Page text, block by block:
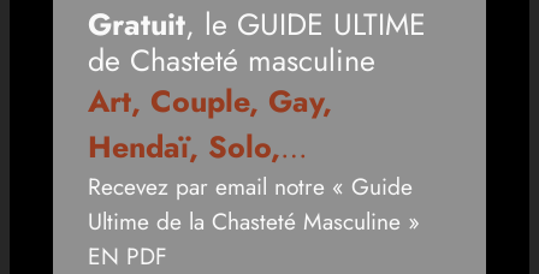
Gratuit, le GUIDE ULTIME
de Chasteté masculine
Art, Couple, Gay,
Hendaï, Solo,…
Recevez par email notre « Guide
Ultime de la Chasteté Masculine »
EN PDF